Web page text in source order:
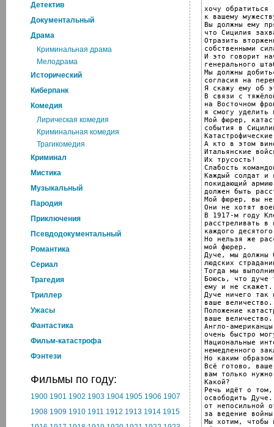
Детектив
Документальный
Драма
Криминальная драма
Мелодрама
Исторический
Киберпанк
Комедия
Лирическая комедия
Криминальная комедия
Трагикомедия
Криминал
Мистика
Музыкальный
Пародия
Приключения
Псевдодокументальный
Романтика
Cериал
Трагедия
Триллер
Ужасы
Фантастика
Фильм-катастрофа
Фэнтези
Фильмы по году:
1900 1901 1902 1903 1904 1905 1906 1907
1908 1909 1910 1911 1912 1913 1914 1915
хочу обратиться
к вашему
Вы должны ему
что Сицилия
Отразить
собственными
И это говорит
генерального
Мы должны
согласия на
Я скажу ему об
В связи с
на Восточном
я смогу
Мой фюрер,
события в
А кто в этом
Итальянские
Их трусость!
Слабость
Каждый солдат и
покидающий
должен быть
Мой фюрер, вы не
Они не хотят
В 1917-м году
расстреливать в
каждого
Но нельзя же
мой фюрер.
Дуче, мы должны
людских
Тогда мы
Боюсь, что дуче
ему и не скажет.
Дуче ничего так
ваше величество.
Положение
ваше величество.
Англо-американцы
очень быстро
Национальные
немедленного
Но каким
Всё готово,
вам только
Какой?
Речь идёт о том,
освободить
от непосильной
за ведение
Мы хотим, чтобы